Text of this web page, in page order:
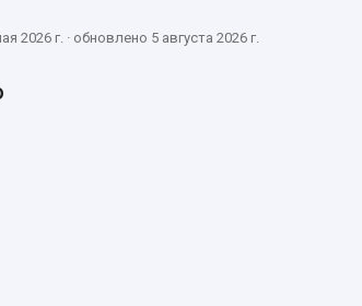
2026 г. · обновлено 5 августа 2026 г.